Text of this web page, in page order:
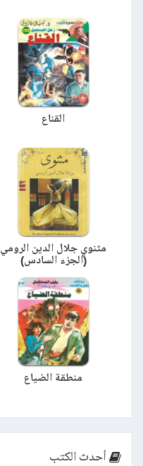
القناع
مثنوي جلال الدين الرومي
(الجزء السادس)
منطقة الضياع
أحدث الكتب